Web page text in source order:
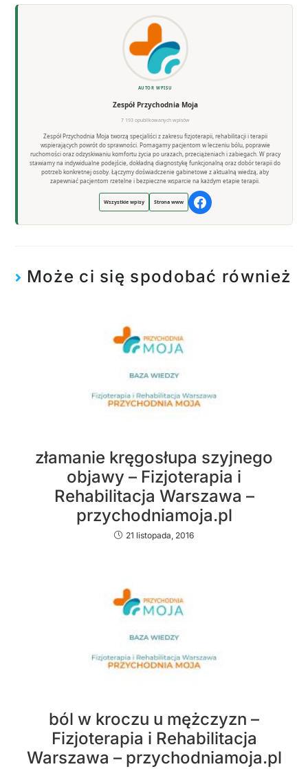
AUTOR WPISU
Zespół Przychodnia Moja
7 193 opublikowanych wpisów
Zespół Przychodnia Moja tworzą specjaliści z zakresu fizjoterapii, rehabilitacji i terapii
wspierających powrót do sprawności. Pomagamy pacjentom w leczeniu bólu, poprawie
ruchomości oraz odzyskiwaniu komfortu życia po urazach, przeciążeniach i zabiegach. W pracy
stawiamy na indywidualne podejście, dokładną diagnostykę funkcjonalną oraz dobór terapii do
potrzeb konkretnej osoby. Łączymy doświadczenie gabinetowe z aktualną wiedzą, aby
zapewniać pacjentom rzetelne i bezpieczne wsparcie na każdym etapie terapii.
Wszystkie wpisy Strona www
Może ci się spodobać również
złamanie kręgosłupa szyjnego
objawy – Fizjoterapia i
Rehabilitacja Warszawa –
przychodniamoja.pl
21 listopada, 2016
ból w kroczu u mężczyzn –
Fizjoterapia i Rehabilitacja
Warszawa – przychodniamoja.pl